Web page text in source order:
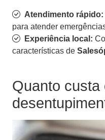
Atendimento rápido:
para atender
Experiência local:
características de
Quanto custa